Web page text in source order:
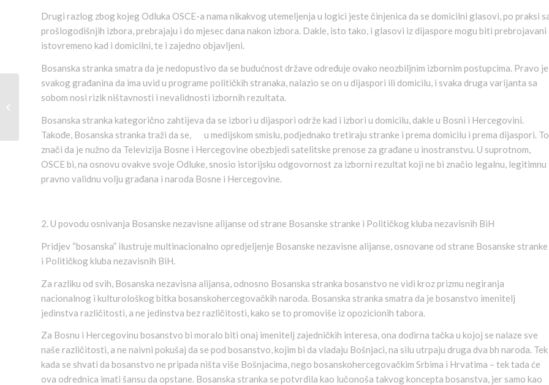
Drugi razlog zbog kojeg Odluka OSCE-a nama nikakvog utemeljenja u logici jeste činjenica da se domicilni glasovi, po praksi
prošlogodišnjih izbora, prebrajaju i do mjesec dana nakon izbora. Dakle, isto tako, i glasovi iz dijaspore mogu biti prebrojavani
istovremeno kad i domicilni, te i zajedno objavljeni.
Bosanska stranka smatra da je nedopustivo da se budućnost države određuje ovako neozbiljnim izbornim postupcima. Pravo je
svakog građanina da ima uvid u programe političkih stranaka, nalazio se on u dijaspori ili domicilu, i svaka druga varijanta sa
sobom nosi rizik ništavnosti i nevalidnosti izbornih rezultata.
Bosanska stranka kategorično zahtijeva da se izbori u dijaspori održe kad i izbori u domicilu, dakle u Bosni i Hercegovini.
Takođe, Bosanska stranka traži da se, u medijskom smislu, podjednako tretiraju stranke i prema domicilu i prema dijaspori. To
znači da je nužno da Televizija Bosne i Hercegovine obezbjedi satelitske prenose za građane u inostranstvu. U suprotnom,
OSCE bi, na osnovu ovakve svoje Odluke, snosio istorijsku odgovornost za izborni rezultat koji ne bi značio legalnu, legitimnu
pravno validnu volju građana i naroda Bosne i Hercegovine.
2. U povodu osnivanja Bosanske nezavisne alijanse od strane Bosanske stranke i Političkog kluba nezavisnih BiH
Pridjev “bosanska” ilustruje multinacionalno opredjeljenje Bosanske nezavisne alijanse, osnovane od strane Bosanske stranke
i Političkog kluba nezavisnih BiH.
Za razliku od svih, Bosanska nezavisna alijansa, odnosno Bosanska stranka bosanstvo ne vidi kroz prizmu negiranja
nacionalnog i kulturološkog bitka bosanskohercegovačkih naroda. Bosanska stranka smatra da je bosanstvo imenitelj
jedinstva različitosti, a ne jedinstva bez različitosti, kako se to promoviše iz opozicionih tabora.
Za Bosnu i Hercegovinu bosanstvo bi moralo biti onaj imenitelj zajedničkih interesa, ona dodirna tačka u kojoj se nalaze sve
naše različitosti, a ne naivni pokušaj da se pod bosanstvo, kojim bi da vladaju Bošnjaci, na silu utrpaju druga dva bh naroda. Tek
kada se shvati da bosanstvo ne pripada ništa više Bošnjacima, nego bosanskohercegovačkim Srbima i Hrvatima – tek tada će
ova odrednica imati šansu da opstane. Bosanska stranka se potvrdila kao lučonoša takvog koncepta bosanstva, jer samo kao